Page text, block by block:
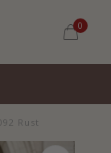
0
Rust